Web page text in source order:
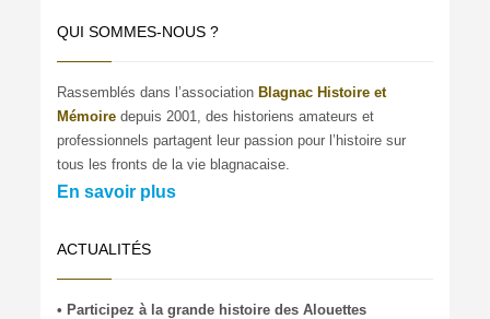
QUI SOMMES-NOUS ?
Rassemblés dans l’associationBlagnac Histoire et
Mémoire depuis 2001, des historiens amateurs et
professionnels partagent leur passion pour l’histoire sur
tous les fronts de la vie blagnacaise.
En savoir plus
ACTUALITÉS
• Participez à la grande histoire des Alouettes